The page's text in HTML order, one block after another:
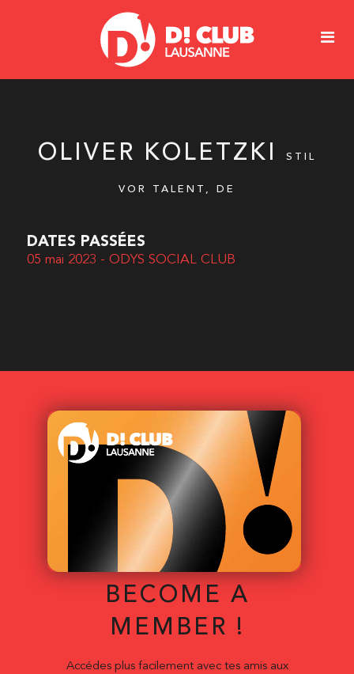
OLIVER KOLETZKI STIL
VOR TALENT, DE
DATES PASSÉES
05 mai 2023 - ODYS SOCIAL CLUB
BECOME A
MEMBER !
Accédes plus facilement avec tes amis aux